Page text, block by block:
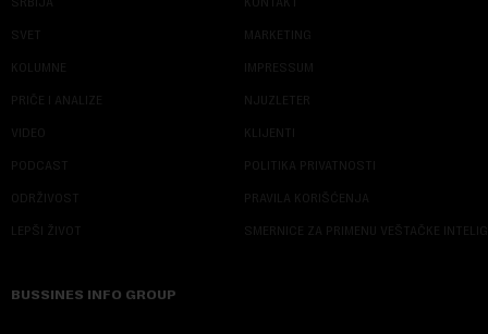
SVET
KOLUMNE
PRIČE I ANALIZE
VIDEO
PODCAST
ODRŽIVOST
LEPŠI ŽIVOT
MARKETING
IMPRESSUM
NJUZLETER
KLIJENTI
POLITIKA PRIVATNOSTI
PRAVILA KORIŠĆENJA
SMERNICE ZA PRIMENU VEŠTAČKE
BUSSINES INFO GROUP